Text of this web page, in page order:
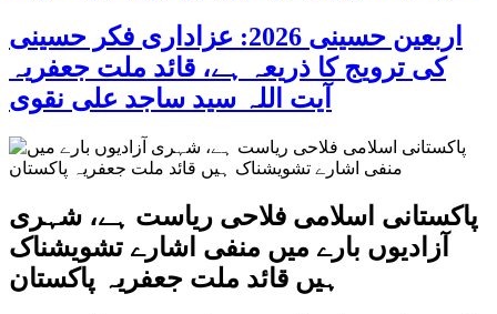
اربعین حسینی 2026: عزاداری فکر حسینی
کی ترویج کا ذریعہ ہے، قائد ملت جعفریہ
آیت اللہ سید ساجد علی نقوی
پاکستانی اسلامی فلاحی ریاست ہے، شہری
آزادیوں بارے میں منفی اشارے تشویشناک
ہیں قائد ملت جعفریہ پاکستان